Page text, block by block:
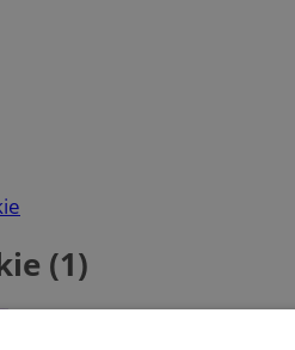
(1)